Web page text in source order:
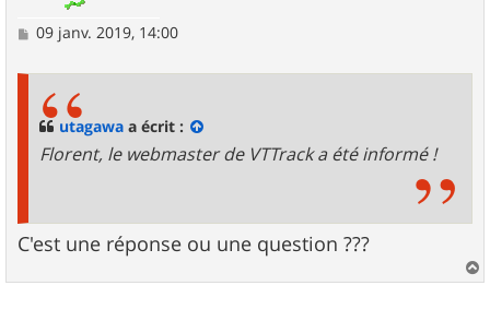
M
09 janv. 2019, 14:00
utagawa a écrit :
Florent, le webmaster de VTTrack a été informé !
C'est une réponse ou une question ???
a